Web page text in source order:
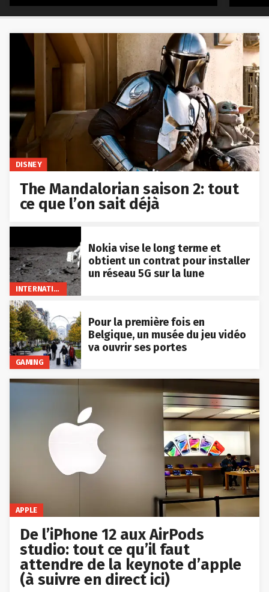
DISNEY
The Mandalorian saison 2: tout
ce que l’on sait déjà
INTERNATIONAL
Nokia vise le long terme et
obtient un contrat pour installer
un réseau 5G sur la lune
GAMING
Pour la première fois en
Belgique, un musée du jeu vidéo
va ouvrir ses portes
APPLE
De l’iPhone 12 aux AirPods
studio: tout ce qu’il faut
attendre de la keynote d’apple
(à suivre en direct ici)